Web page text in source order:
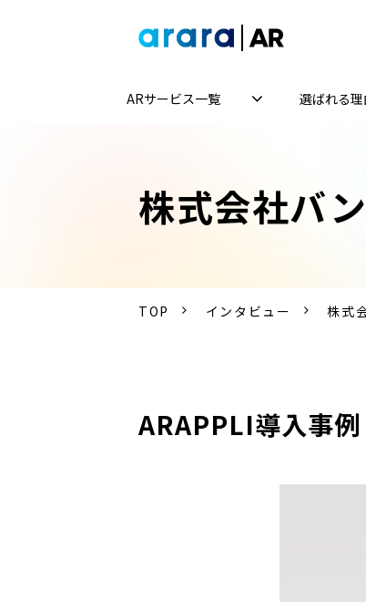
ARサービス一覧 選ばれる理
株式会社バ
TOP インタビュー 株式
ARAPPLI導入事